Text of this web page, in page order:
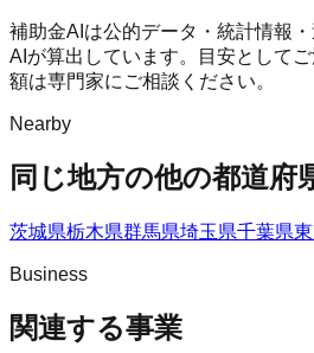
補助金AIは公的データ・統計情報
AIが算出しています。目安として
額は専門家にご相談ください。
Nearby
同じ地方の他の都道府
茨城県栃木県群馬県埼玉県千葉県
Business
関連する事業